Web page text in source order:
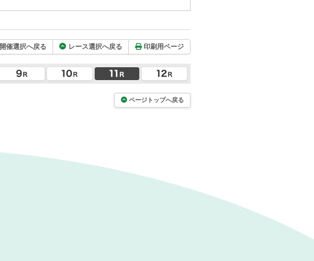
開催選択へ戻る レース選択へ戻る 印刷用ページ
ページトップへ戻る